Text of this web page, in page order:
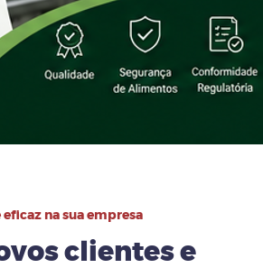
na sua empresa
clientes e